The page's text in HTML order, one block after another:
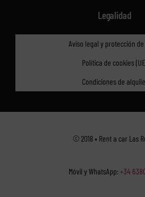
Legalidad
Aviso legal y protección
Política de cookies
Condiciones de
© 2018 • Rent a car Las
Móvil y WhatsApp:+34